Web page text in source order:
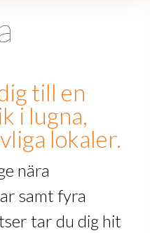
till en
i lugna,
lokaler.
nära
samt fyra
tar du dig hit